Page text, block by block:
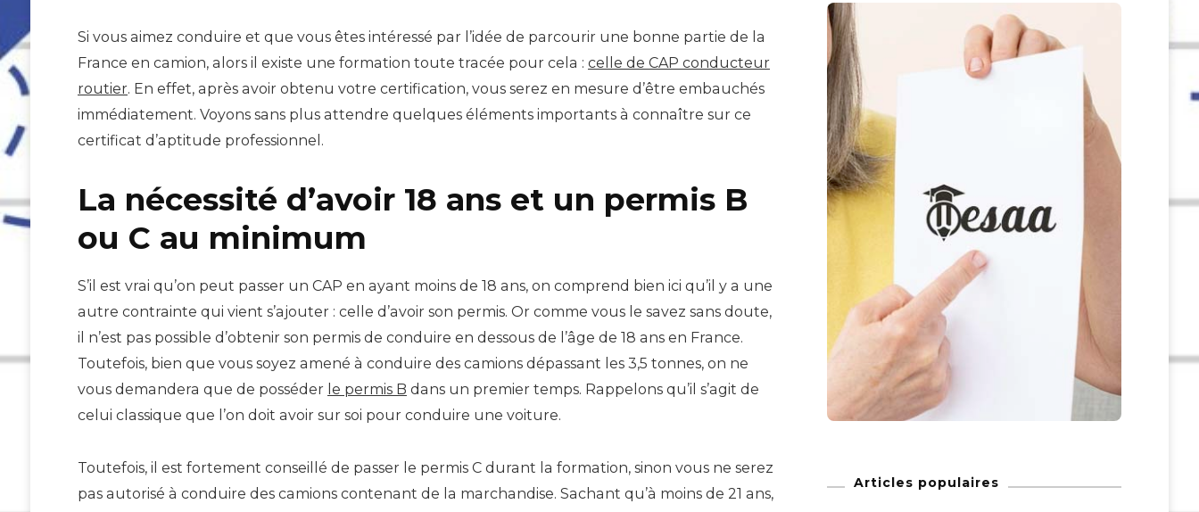
Si vous aimez conduire et que vous êtes intéressé par l’idée de parcourir une bonne partie de la
France en camion, alors il existe une formation toute tracée pour cela : celle de CAP conducteur
routier. En effet, après avoir obtenu votre certification, vous serez en mesure d’être embauchés
immédiatement. Voyons sans plus attendre quelques éléments importants à connaître sur ce
certificat d’aptitude professionnel.
La nécessité d’avoir 18 ans et un permis B
ou C au minimum
S’il est vrai qu’on peut passer un CAP en ayant moins de 18 ans, on comprend bien ici qu’il y a une
autre contrainte qui vient s’ajouter : celle d’avoir son permis. Or comme vous le savez sans doute,
il n’est pas possible d’obtenir son permis de conduire en dessous de l’âge de 18 ans en France.
Toutefois, bien que vous soyez amené à conduire des camions dépassant les 3,5 tonnes, on ne
vous demandera que de posséder le permis B dans un premier temps. Rappelons qu’il s’agit de
celui classique que l’on doit avoir sur soi pour conduire une voiture.
Toutefois, il est fortement conseillé de passer le permis C durant la formation, sinon vous ne serez
pas autorisé à conduire des camions contenant de la marchandise. Sachant qu’à moins de 21 ans,
Articles populaires